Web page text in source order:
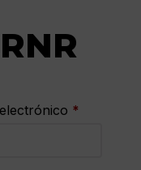
*